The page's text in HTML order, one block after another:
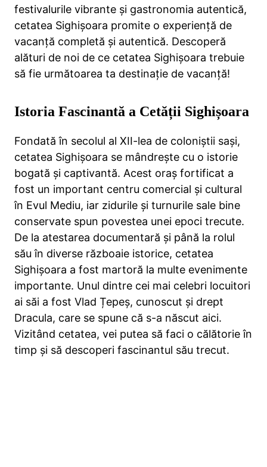
festivalurile vibrante și gastronomia autentică,
cetatea Sighișoara promite o experiență de
vacanță completă și autentică. Descoperă
alături de noi de ce cetatea Sighișoara trebuie
să fie următoarea ta destinație de vacanță!
Istoria Fascinantă a Cetății Sighișoara
Fondată în secolul al XII-lea de coloniștii sași,
cetatea Sighișoara se mândrește cu o istorie
bogată și captivantă. Acest oraș fortificat a
fost un important centru comercial și cultural
în Evul Mediu, iar zidurile și turnurile sale bine
conservate spun povestea unei epoci trecute.
De la atestarea documentară și până la rolul
său în diverse războaie istorice, cetatea
Sighișoara a fost martoră la multe evenimente
importante. Unul dintre cei mai celebri locuitori
ai săi a fost Vlad Țepeș, cunoscut și drept
Dracula, care se spune că s-a născut aici.
Vizitând cetatea, vei putea să faci o călătorie în
timp și să descoperi fascinantul său trecut.